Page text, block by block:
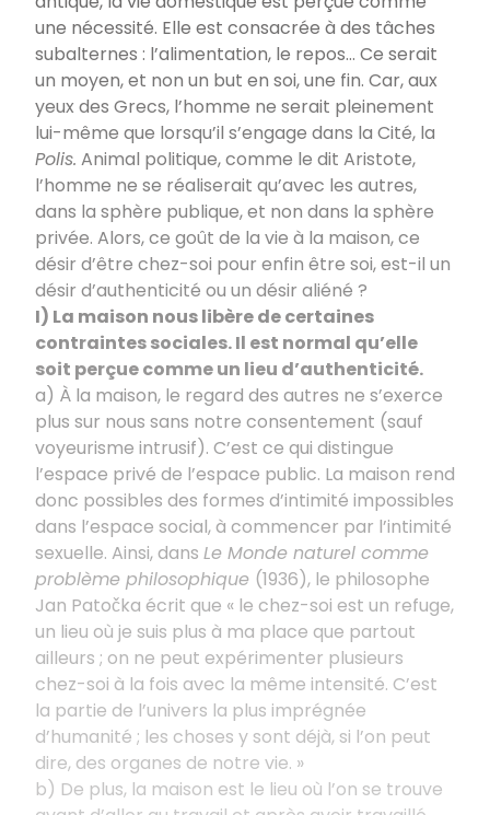
une nécessité. Elle est consacrée à des tâches
subalternes : l’alimentation, le repos… Ce serait
un moyen, et non un but en soi, une fin. Car, aux
yeux des Grecs, l’homme ne serait pleinement
lui-même que lorsqu’il s’engage dans la Cité, la
Polis. Animal politique, comme le dit Aristote,
l’homme ne se réaliserait qu’avec les autres,
dans la sphère publique, et non dans la sphère
privée. Alors, ce goût de la vie à la maison, ce
désir d’être chez-soi pour enfin être soi, est-il un
désir d’authenticité ou un désir aliéné ?
I) La maison nous libère de certaines
contraintes sociales. Il est normal qu’elle
soit perçue comme un lieu d’authenticité.
a) À la maison, le regard des autres ne s’exerce
plus sur nous sans notre consentement (sauf
voyeurisme intrusif). C’est ce qui distingue
l’espace privé de l’espace public. La maison rend
donc possibles des formes d’intimité impossibles
dans l’espace social, à commencer par l’intimité
sexuelle. Ainsi, dans Le Monde naturel comme
problème philosophique (1936), le philosophe
Jan Patočka écrit que « le chez-soi est un refuge,
un lieu où je suis plus à ma place que partout
ailleurs ; on ne peut expérimenter plusieurs
chez-soi à la fois avec la même intensité. C’est
la partie de l’univers la plus imprégnée
d’humanité ; les choses y sont déjà, si l’on peut
dire, des organes de notre vie. »
b) De plus, la maison est le lieu où l’on se trouve